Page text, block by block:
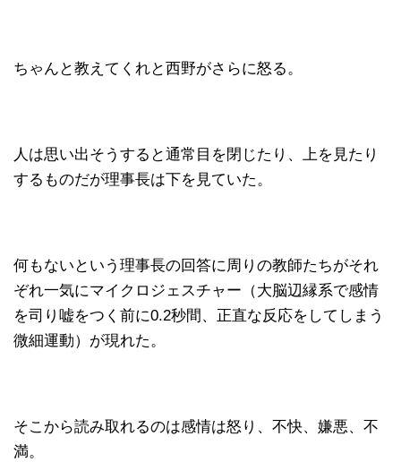
ちゃんと教えてくれと西野がさらに怒る。
人は思い出そうすると通常目を閉じたり、上を見たり
するものだが理事長は下を見ていた。
何もないという理事長の回答に周りの教師たちがそれ
ぞれ一気にマイクロジェスチャー（大脳辺縁系で感情
を司り嘘をつく前に0.2秒間、正直な反応をしてしまう
微細運動）が現れた。
そこから読み取れるのは感情は怒り、不快、嫌悪、不
満。